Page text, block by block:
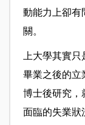
動能力上卻有
關。
上大學其實
畢業之後的立
博士後研究，
面臨的失業狀